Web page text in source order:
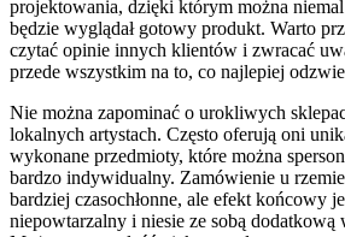
projektowania, dzięki którym można
będzie wyglądał gotowy produkt. Warto
czytać opinie innych klientów i zwracać
przede wszystkim na to, co najlepiej
Nie można zapominać o urokliwych
lokalnych artystach. Często oferują oni
wykonane przedmioty, które można
bardzo indywidualny. Zamówienie u
bardziej czasochłonne, ale efekt końcowy
niepowtarzalny i niesie ze sobą dodatkową